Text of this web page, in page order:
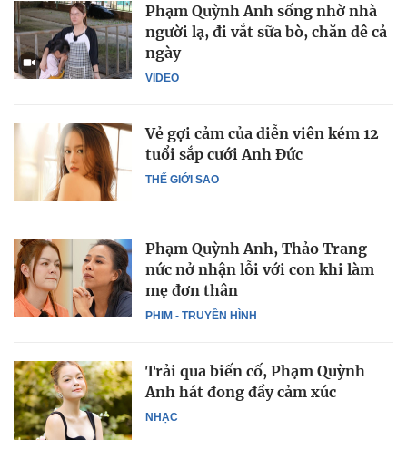
VIDEO
Phạm Quỳnh Anh sống nhờ nhà
người lạ, đi vắt sữa bò, chăn dê cả
ngày
THẾ GIỚI SAO
Vẻ gợi cảm của diễn viên kém 12
tuổi sắp cưới Anh Đức
PHIM - TRUYỀN HÌNH
Phạm Quỳnh Anh, Thảo Trang
nức nở nhận lỗi với con khi làm
mẹ đơn thân
NHẠC
Trải qua biến cố, Phạm Quỳnh
Anh hát đong đầy cảm xúc